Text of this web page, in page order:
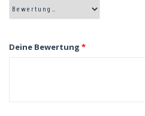
Deine Bewertung *